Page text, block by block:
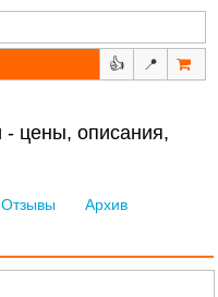
👍 📍
- цены, описания,
Отзывы
Архив